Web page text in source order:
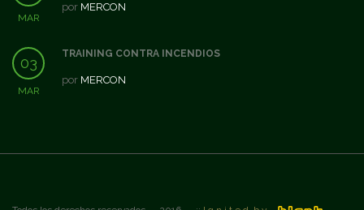
MAR
por MERCON
03
MAR
TRAINING CONTRA INCENDIOS
por MERCON